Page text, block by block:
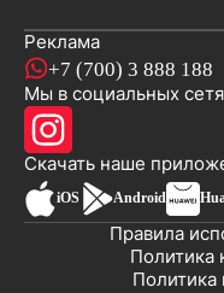
Реклама
+7 (700) 3 888 188
Мы в социальных
Скачать наше
iOS Android
Политика
Политика
Правила